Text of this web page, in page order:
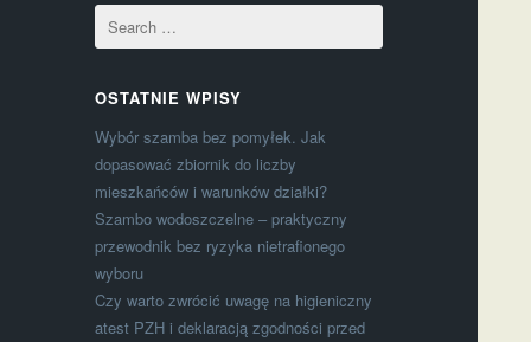
OSTATNIE WPISY
Wybór szamba bez pomyłek. Jak
dopasować zbiornik do liczby
mieszkańców i warunków działki?
Szambo wodoszczelne – praktyczny
przewodnik bez ryzyka nietrafionego
wyboru
Czy warto zwrócić uwagę na higieniczny
atest PZH i deklaracją zgodności przed